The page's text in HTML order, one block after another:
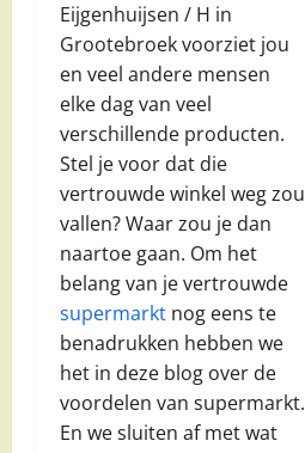
Eijgenhuijsen / H in
Grootebroek voorziet jou
en veel andere mensen
elke dag van veel
verschillende producten.
Stel je voor dat die
vertrouwde winkel weg zou
vallen? Waar zou je dan
naartoe gaan. Om het
belang van je vertrouwde
supermarkt nog eens te
benadrukken hebben we
het in deze blog over de
voordelen van supermarkt.
En we sluiten af met wat